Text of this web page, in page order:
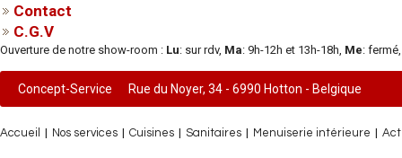
Contact
C.G.V
Ouverture de notre show-room : Lu: sur rdv, Ma: 9h-12h et 13h-18h, Me:
Concept-Service Rue du Noyer, 34 - 6990 Hotton - Belgique
Accueil | Nos services | Cuisines | Sanitaires | Menuiserie intérieure |